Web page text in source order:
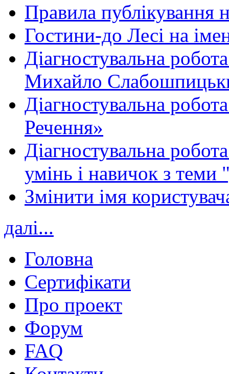
Правила публікування
Гостини-до Лесі на
Діагностувальна
Михайло
Діагностувальна
Речення»
Діагностувальна
умінь і навичок з теми
Змінити імя
далі...
Головна
Сертифікати
Про проект
Форум
FAQ